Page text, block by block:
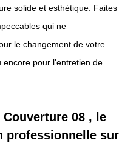
solide et esthétique. Faites
qui ne
le changement de votre
encore pour l'entretien de
08 , le
professionnelle sur